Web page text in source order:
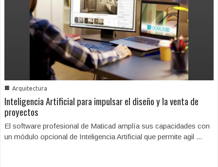
■ Arquitectura
Inteligencia Artificial para impulsar el diseño y la venta de
proyectos
El software profesional de Maticad amplía sus capacidades con
un módulo opcional de Inteligencia Artificial que permite agil ...